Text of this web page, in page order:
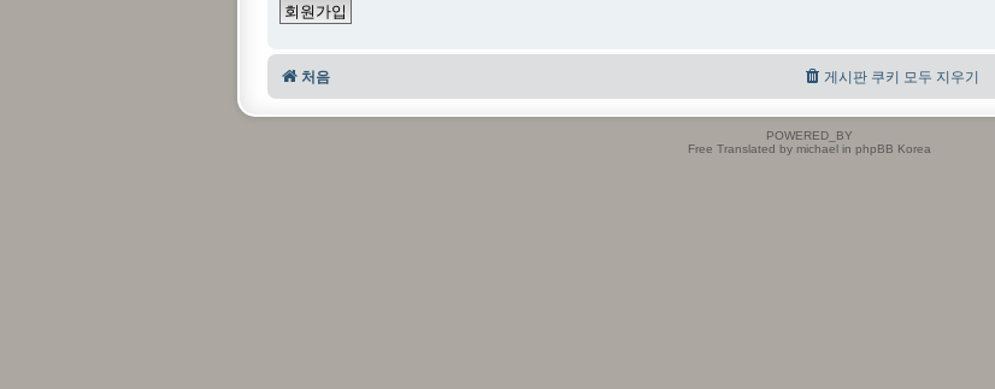
회원가입
처음 게시판 쿠키 모두 지우기
POWERED_BY
Free Translated by michael in phpBB Korea